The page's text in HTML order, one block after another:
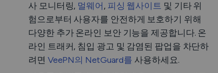
사 모니터링, 멀웨어, 피싱 웹사이트 및 기타 위
험으로부터 사용자를 안전하게 보호하기 위해
다양한 추가 온라인 보안 기능을 제공합니다. 온
라인 트래커, 침입 광고 및 감염된 팝업을 차단하
려면 VeePN의 NetGuard를 사용하세요.